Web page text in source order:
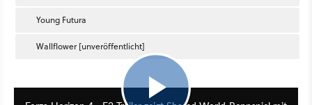
Young Futura
Wallflower [unveröffentlicht]